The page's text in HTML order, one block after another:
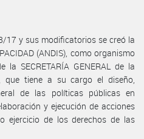
17 y sus modificatorios se creó la
(ANDIS), como organismo
SECRETARÍA GENERAL de la
que tiene a su cargo el diseño,
de las políticas públicas en
y ejecución de acciones
ejercicio de los derechos de las